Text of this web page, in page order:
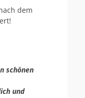
dem
schönen
und